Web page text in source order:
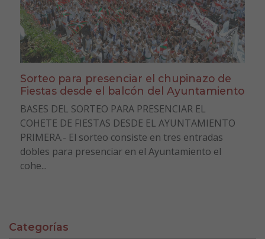
Sorteo para presenciar el chupinazo de
Fiestas desde el balcón del Ayuntamiento
BASES DEL SORTEO PARA PRESENCIAR EL
COHETE DE FIESTAS DESDE EL AYUNTAMIENTO
PRIMERA.- El sorteo consiste en tres entradas
dobles para presenciar en el Ayuntamiento el
cohe...
Categorías